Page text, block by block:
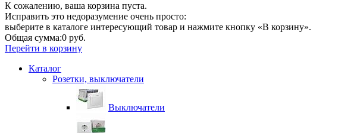
К сожалению, ваша корзина пуста.
Исправить это недоразумение очень просто:
выберите в каталоге интересующий товар и нажмите кнопку «В корзину».
Общая сумма:0 руб.
Перейти в корзину
Каталог
Розетки, выключатели
Выключатели